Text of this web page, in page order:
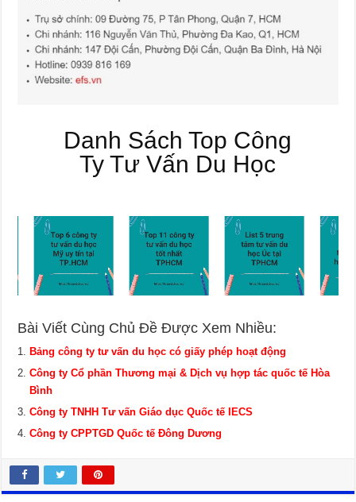
Danh Sách Top Công
Ty Tư Vấn Du Học
Bài Viết Cùng Chủ Đề Được Xem Nhiều:
Bảng công ty tư vấn du học có giấy phép hoạt động
Công ty Cổ phần Thương mại & Dịch vụ hợp tác quốc tế Hòa
Bình
Công ty TNHH Tư vấn Giáo dục Quốc tế IECS
Công ty CPPTGD Quốc tế Đông Dương